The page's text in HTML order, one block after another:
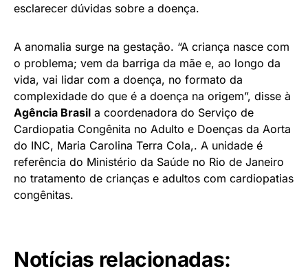
esclarecer dúvidas sobre a doença.
A anomalia surge na gestação. “A criança nasce com
o problema; vem da barriga da mãe e, ao longo da
vida, vai lidar com a doença, no formato da
complexidade do que é a doença na origem”, disse à
Agência Brasil a coordenadora do Serviço de
Cardiopatia Congênita no Adulto e Doenças da Aorta
do INC, Maria Carolina Terra Cola,. A unidade é
referência do Ministério da Saúde no Rio de Janeiro
no tratamento de crianças e adultos com cardiopatias
congênitas.
Notícias relacionadas: